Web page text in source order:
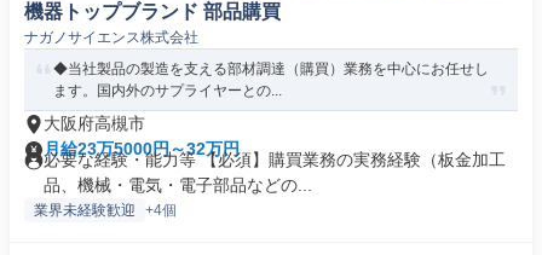
機器トップブランド 部品購買
ナガノサイエンス株式会社
◆当社製品の製造を支える部材調達（購買）業務を中心にお任せし
ます。国内外のサプライヤーとの...
大阪府高槻市
月給23万5000円～32万円
必要な経験・能力等 【必須】購買業務の実務経験（板金加工
品、機械・電気・電子部品などの...
業界未経験歓迎 +4個